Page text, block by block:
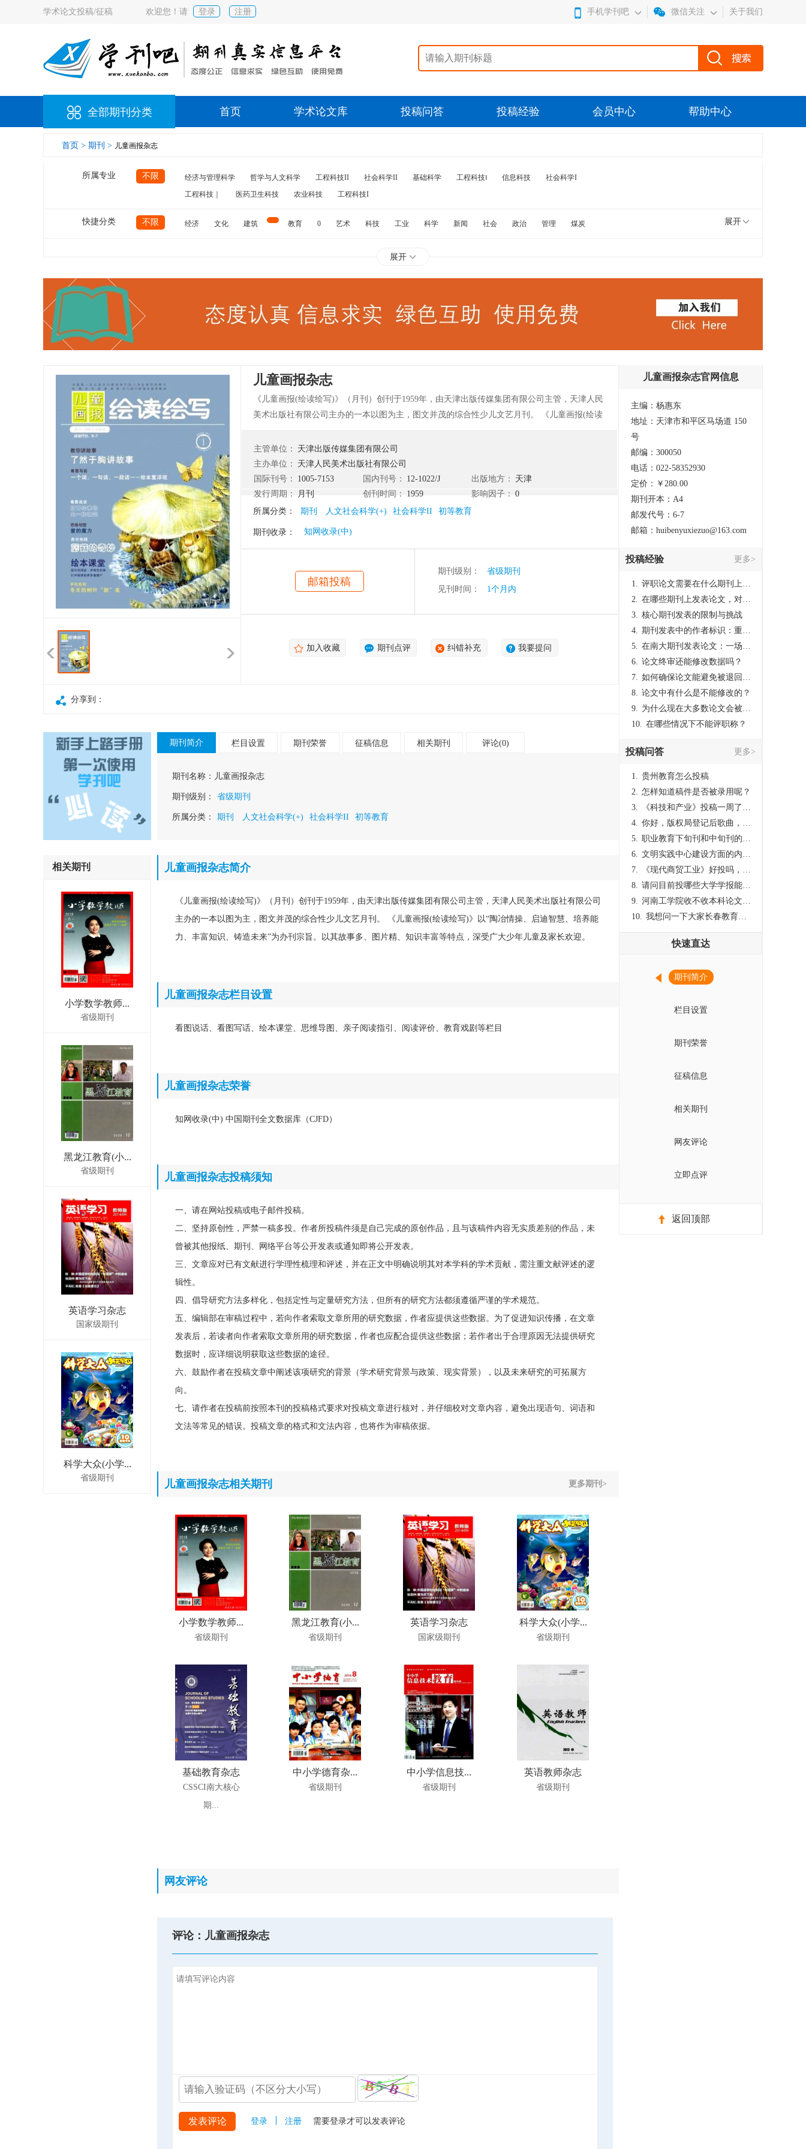
学术论文投稿/征稿 欢迎您！请 登录 注册 手机学刊吧 微信关注 关于我们
全部期刊分类 首页 学术论文库 投稿问答 投稿经验 会员中心 帮助中心
首页 > 期刊 > 儿童画报杂志
所属专业 不限 经济与管理科学 哲学与人文科学 工程科技II 社会科学II 基础科学 工程科技‖ 信息科技
社会科学I
工程科技｜
医药卫生科技 农业科技 工程科技I
快捷分类 不限 经济 文化 建筑 教育 0 艺术 科技 工业 科学 新闻 社会 政治 管理
煤炭
展开
展开
儿童画报杂志
《儿童画报(绘读绘写)》（月刊）创刊于1959年，由天津出版传媒集团有限公司主管，天津人民
美术出版社有限公司主办的一本以图为主，图文并茂的综合性少儿文艺月刊。 《儿童画报(绘读
图片精、知识丰富等特点，深受广大少年儿童及家长欢迎。
主管单位：
天津出版传媒集团有限公司
主办单位：
天津人民美术出版社有限公司
国际刊号：
1005-7153 国内刊号： 12-1022/J 出版地方：
天津
发行周期：
月刊 创刊时间： 1959 影响因子：
0
所属分类：
期刊 人文社会科学(+) 社会科学II 初等教育
期刊收录： 知网收录(中)
邮箱投稿
期刊级别：
省级期刊
见刊时间：
1个月内
加入收藏 期刊点评 纠错补充 我要提问
分享到：
相关期刊
小学数学教师...
省级期刊
黑龙江教育(小...
省级期刊
英语学习杂志
国家级期刊
科学大众(小学...
省级期刊
期刊简介 栏目设置 期刊荣誉 征稿信息 相关期刊 评论(0)
期刊名称： 儿童画报杂志
期刊级别： 省级期刊
所属分类： 期刊 人文社会科学(+) 社会科学II 初等教育
儿童画报杂志简介
《儿童画报(绘读绘写)》（月刊）创刊于1959年，由天津出版传媒集团有限公司主管，天津人民美术出版社有限公司
主办的一本以图为主，图文并茂的综合性少儿文艺月刊。 《儿童画报(绘读绘写)》以“陶冶情操、启迪智慧、培养能
力、丰富知识、铸造未来”为办刊宗旨。以其故事多、图片精、知识丰富等特点，深受广大少年儿童及家长欢迎。
儿童画报杂志栏目设置
看图说话、看图写话、绘本课堂、思维导图、亲子阅读指引、阅读评价、教育戏剧等栏目
儿童画报杂志荣誉
知网收录(中) 中国期刊全文数据库（CJFD）
儿童画报杂志投稿须知
一、请在网站投稿或电子邮件投稿。
二、坚持原创性，严禁一稿多投。作者所投稿件须是自己完成的原创作品，且与该稿件内容无实质差别的作品，未
曾被其他报纸、期刊、网络平台等公开发表或通知即将公开发表。
三、文章应对已有文献进行学理性梳理和评述，并在正文中明确说明其对本学科的学术贡献，需注重文献评述的逻
辑性。
四、倡导研究方法多样化，包括定性与定量研究方法，但所有的研究方法都须遵循严谨的学术规范。
五、编辑部在审稿过程中，若向作者索取文章所用的研究数据，作者应提供这些数据。为了促进知识传播，在文章
发表后，若读者向作者索取文章所用的研究数据，作者也应配合提供这些数据；若作者出于合理原因无法提供研究
数据时，应详细说明获取这些数据的途径。
六、鼓励作者在投稿文章中阐述该项研究的背景（学术研究背景与政策、现实背景），以及未来研究的可拓展方
向。
七、请作者在投稿前按照本刊的投稿格式要求对投稿文章进行核对，并仔细校对文章内容，避免出现语句、词语和
文法等常见的错误。投稿文章的格式和文法内容，也将作为审稿依据。
儿童画报杂志相关期刊 更多期刊>
小学数学教师...
省级期刊
黑龙江教育(小...
省级期刊
英语学习杂志
国家级期刊
科学大众(小学...
省级期刊
基础教育杂志
CSSCI南大核心
期...
中小学德育杂...
省级期刊
中小学信息技...
省级期刊
英语教师杂志
省级期刊
网友评论
评论：儿童画报杂志
发表评论 登录 注册 需要登录才可以发表评论
儿童画报杂志官网信息
主编：杨惠东
地址：天津市和平区马场道 150
号
邮编：300050
电话：022-58352930
定价：￥280.00
期刊开本：A4
邮发代号：6-7
邮箱：huibenyuxiezuo@163.com
投稿经验 更多>
1. 评职论文需要在什么期刊上发表？
2. 在哪些期刊上发表论文，对考研有优势？
3. 核心期刊发表的限制与挑战
4. 期刊发表中的作者标识：重要性与实践
5. 在南大期刊发表论文：一场知识探索与学术成就的旅程
6. 论文终审还能修改数据吗？
7. 如何确保论文能避免被退回：关键条件与策略
8. 论文中有什么是不能修改的？
9. 为什么现在大多数论文会被评判为AI撰写？（深度剖析查重机制下的困境与出路）
10. 在哪些情况下不能评职称？
投稿问答 更多>
1. 贵州教育怎么投稿
2. 怎样知道稿件是否被录用呢？
3.
《科技和产业》投稿一周了仍是“已发回执”状态，这是什么意思？什么时候外审？
4. 你好，版权局登记后歌曲，这里能否发表
5. 职业教育下旬刊和中旬刊的国内刊号一样，他们有什么区别，两本刊物都是真的吗？
6. 文明实践中心建设方面的内容适合那种期刊
7.
《现代商贸工业》好投吗，版面费多少？
8. 请问目前投哪些大学学报能较快出刊啊
9. 河南工学院收不收本科论文呀？
10. 我想问一下大家长春教育学院学报是本科学报吗？
快速直达
期刊简介
栏目设置
期刊荣誉
征稿信息
相关期刊
网友评论
立即点评
返回顶部